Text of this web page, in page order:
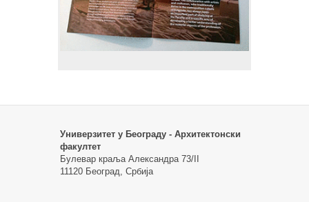
Универзитет у Београду - Архитектонски
факултет
Булевар краља Александра 73/II
11120 Београд, Србија